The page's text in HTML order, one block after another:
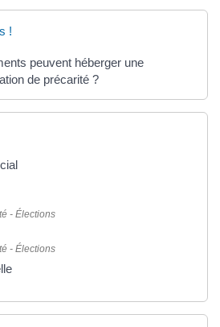
!
peuvent héberger une
de précarité ?
- Élections
- Élections